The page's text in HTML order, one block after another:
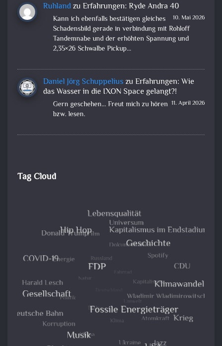
Ruhlandzu Erfahrungen: Ryde Andra 40
10. Mai 2026
Kann ich ebenfalls bestätigen gleiches
Schadensbild gerade in verbindung mit Rohloff
Tandemnabe und der erhöhten Spannung und
2,35×26 Schwalbe Pickup…
Daniel Jörg Schuppeliuszu Erfahrungen: Wie
das Wasser in die IXON Space gelangt?!
11. April 2026
Gern geschehen... Freut mich zu hören
bzw. lesen.
Tag Cloud